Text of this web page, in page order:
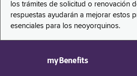
los trámites de solicitud o renovación
respuestas ayudarán a mejorar estos
esenciales para los neoyorquinos.
myBenefits